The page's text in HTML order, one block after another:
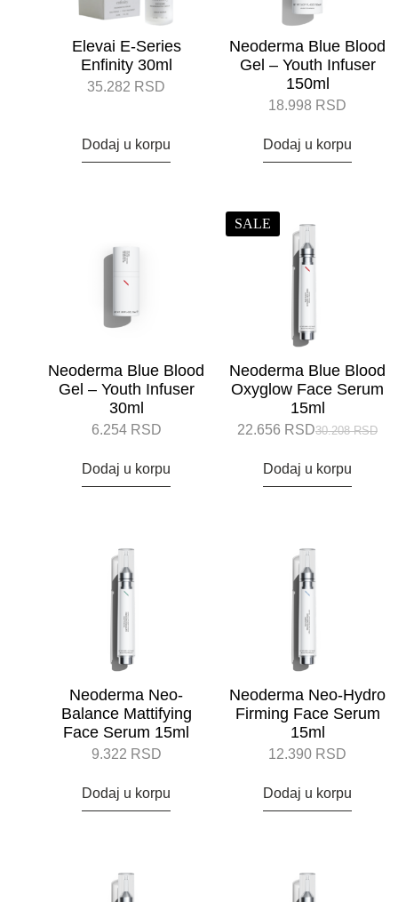
Elevai E-Series
Enfinity 30ml
35.282 RSD
Dodaj u korpu
Neoderma Blue Blood
Gel – Youth Infuser
150ml
18.998 RSD
Dodaj u korpu
Neoderma Blue Blood
Gel – Youth Infuser
30ml
6.254 RSD
Dodaj u korpu
SALE
Neoderma Blue Blood
Oxyglow Face Serum
15ml
30.208RSD
22.656 RSD
Dodaj u korpu
Neoderma Neo-
Balance Mattifying
Face Serum 15ml
9.322 RSD
Dodaj u korpu
Neoderma Neo-Hydro
Firming Face Serum
15ml
12.390 RSD
Dodaj u korpu